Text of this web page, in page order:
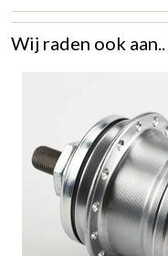
Wij raden ook aan..